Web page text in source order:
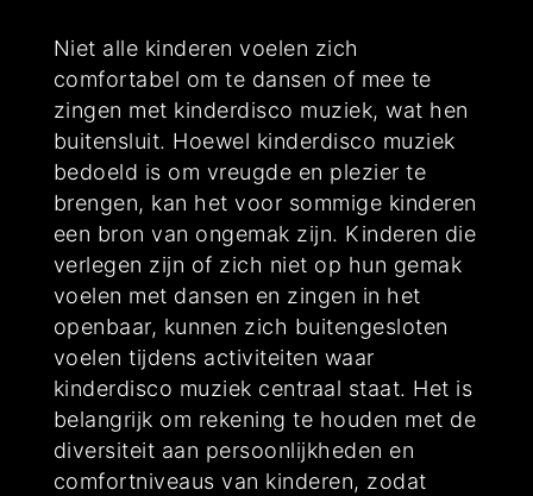
Niet alle kinderen voelen zich
comfortabel om te dansen of mee te
zingen met kinderdisco muziek, wat hen
buitensluit. Hoewel kinderdisco muziek
bedoeld is om vreugde en plezier te
brengen, kan het voor sommige kinderen
een bron van ongemak zijn. Kinderen die
verlegen zijn of zich niet op hun gemak
voelen met dansen en zingen in het
openbaar, kunnen zich buitengesloten
voelen tijdens activiteiten waar
kinderdisco muziek centraal staat. Het is
belangrijk om rekening te houden met de
diversiteit aan persoonlijkheden en
comfortniveaus van kinderen, zodat